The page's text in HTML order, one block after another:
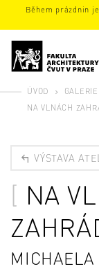
Během prázdnin
ÚVOD GALERIE
NA VLNÁCH
VÝSTAVA
NA
MICHAELA